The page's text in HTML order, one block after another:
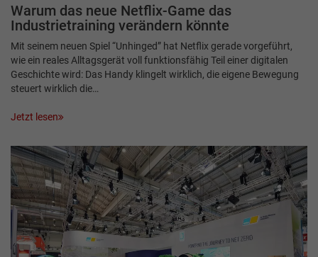
Warum das neue Netflix-Game das
Industrietraining verändern könnte
Mit seinem neuen Spiel “Unhinged” hat Netflix gerade vorgeführt,
wie ein reales Alltagsgerät voll funktionsfähig Teil einer digitalen
Geschichte wird: Das Handy klingelt wirklich, die eigene Bewegung
steuert wirklich die…
Jetzt lesen